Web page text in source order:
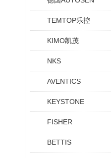
TEMTOP乐控
KIMO凯茂
NKS
AVENTICS
KEYSTONE
FISHER
BETTIS